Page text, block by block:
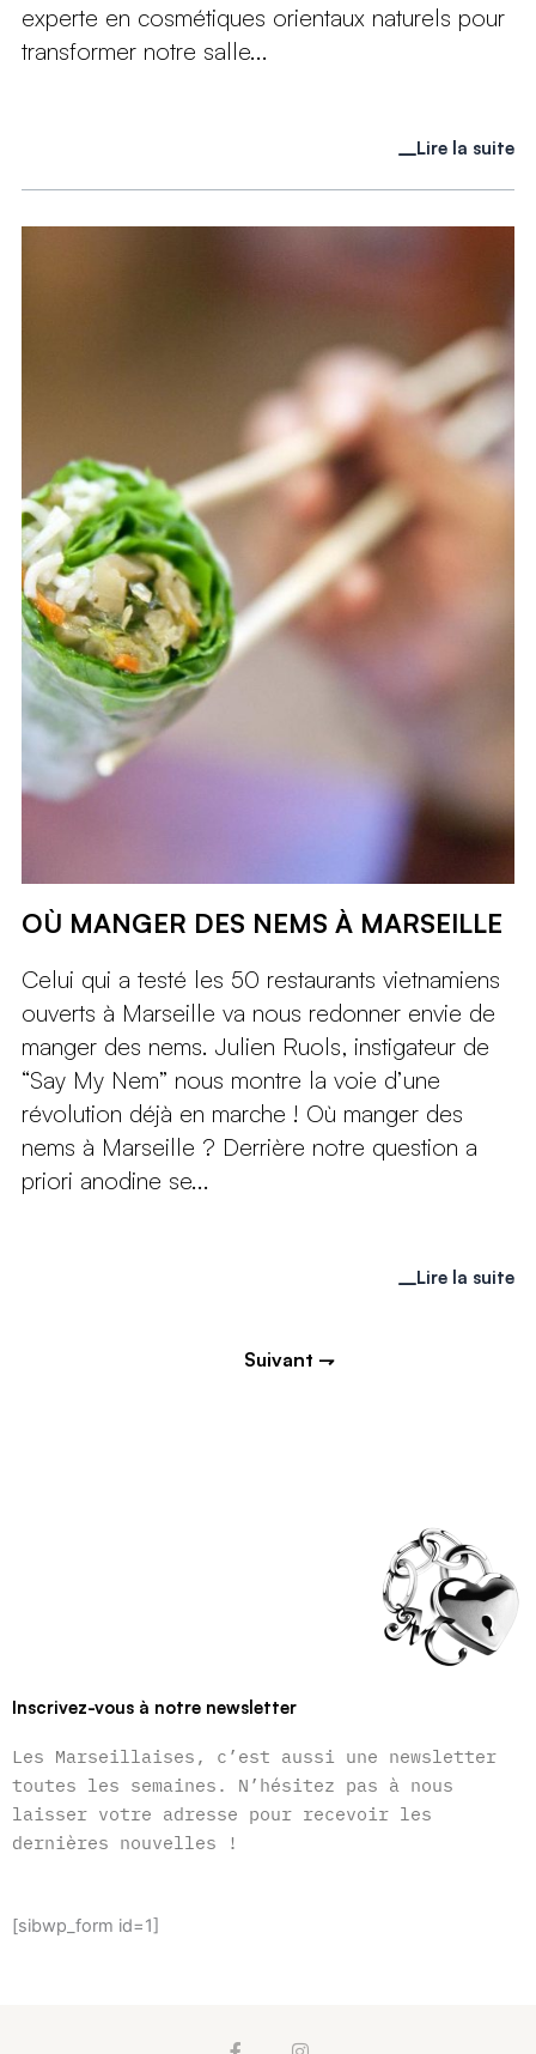
experte en cosmétiques orientaux naturels pour
transformer notre salle...
Lire la suite
OÙ MANGER DES NEMS À MARSEILLE
Celui qui a testé les 50 restaurants vietnamiens
ouverts à Marseille va nous redonner envie de
manger des nems. Julien Ruols, instigateur de
“Say My Nem” nous montre la voie d’une
révolution déjà en marche ! Où manger des
nems à Marseille ? Derrière notre question a
priori anodine se...
Lire la suite
Suivant ⇁
Inscrivez-vous à notre newsletter
Les Marseillaises, c’est aussi une newsletter
toutes les semaines. N’hésitez pas à nous
laisser votre adresse pour recevoir les
dernières nouvelles !
[sibwp_form id=1]
F I